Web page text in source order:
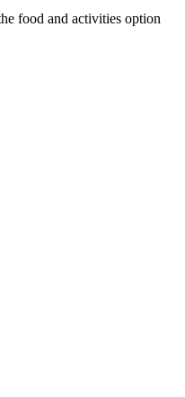
food and activities option